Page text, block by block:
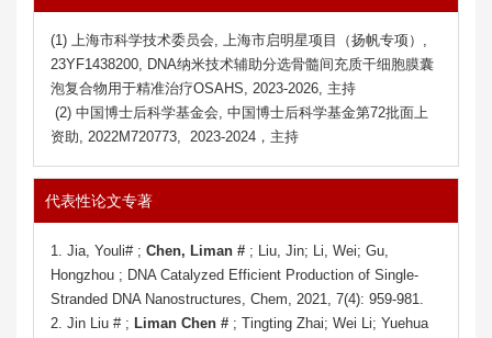
(1) 上海市科学技术委员会, 上海市启明星项目（扬帆专项）,
23YF1438200, DNA纳米技术辅助分选骨髓间充质干细胞膜囊
泡复合物用于精准治疗OSAHS, 2023-2026, 主持
(2) 中国博士后科学基金会, 中国博士后科学基金第72批面上
资助, 2022M720773, 2023-2024，主持
代表性论文专著
1. Jia, Youli# ; Chen, Liman # ; Liu, Jin; Li, Wei; Gu,
Hongzhou ; DNA Catalyzed Efficient Production of Single-
Stranded DNA Nanostructures, Chem, 2021, 7(4): 959-981.
2. Jin Liu # ; Liman Chen # ; Tingting Zhai; Wei Li; Yuehua